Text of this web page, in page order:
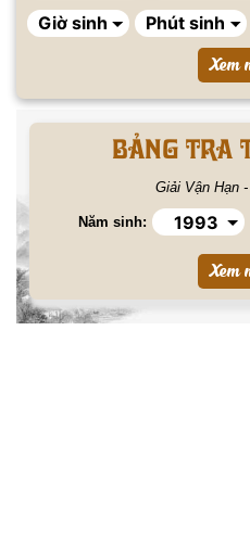
BẢNG TRA
Giải Vận Hạn
Năm sinh: